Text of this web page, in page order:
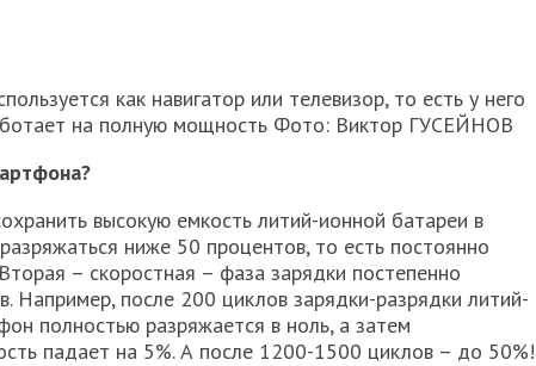
как навигатор или телевизор, то есть у него
на полную мощность Фото: Виктор ГУСЕЙНОВ
высокую емкость литий-ионной батареи в
ниже 50 процентов, то есть постоянно
– скоростная – фаза зарядки постепенно
Например, после 200 циклов зарядки-разрядки литий-
полностью разряжается в ноль, а затем
падает на 5%. А после 1200-1500 циклов – до 50%!